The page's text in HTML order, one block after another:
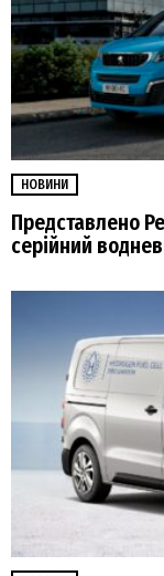
НОВИНИ
Представлено
серійний